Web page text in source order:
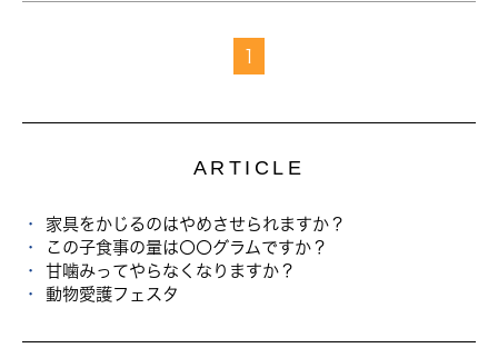
1
ARTICLE
家具をかじるのはやめさせられますか？
この子食事の量は〇〇グラムですか？
甘噛みってやらなくなりますか？
動物愛護フェスタ